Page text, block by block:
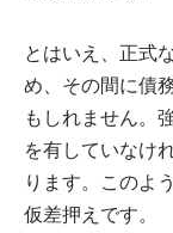
とはいえ、正式
め、その間に債
もしれません。
を有していなけ
ります。このよ
仮差押えです。